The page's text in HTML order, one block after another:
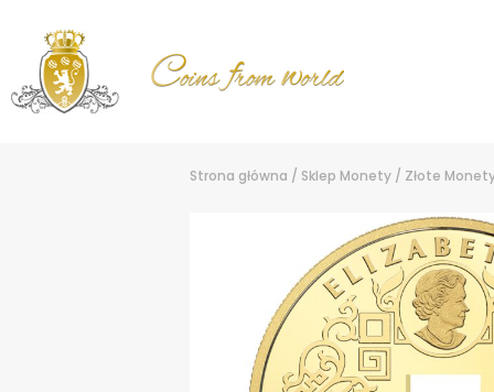
Strona główna / Sklep Monety / Złote